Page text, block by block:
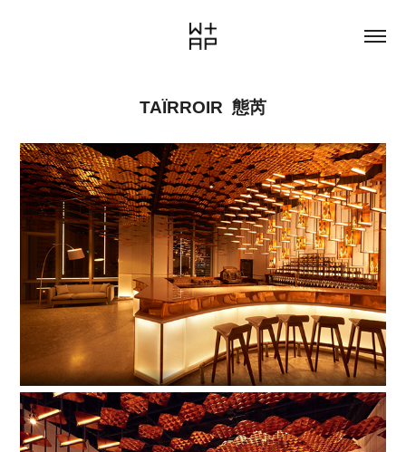
TAÏRROIR 態芮